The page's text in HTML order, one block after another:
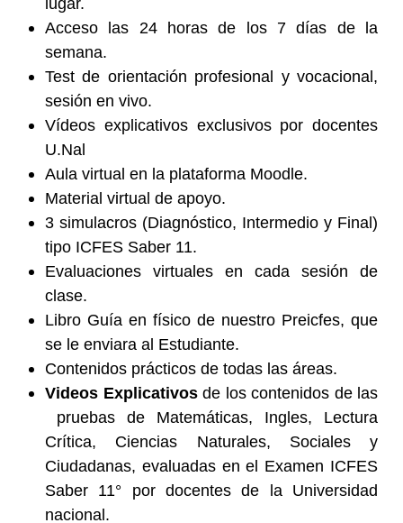
Acceso las 24 horas de los 7 días de la
semana.
Test de orientación profesional y vocacional,
sesión en vivo.
Vídeos explicativos exclusivos por docentes
U.Nal
Aula virtual en la plataforma Moodle.
Material virtual de apoyo.
3 simulacros (Diagnóstico, Intermedio y Final)
tipo ICFES Saber 11.
Evaluaciones virtuales en cada sesión de
clase.
Libro Guía en físico de nuestro Preicfes, que
se le enviara al Estudiante.
Contenidos prácticos de todas las áreas.
Videos Explicativosde los contenidos de las
pruebas de Matemáticas, Ingles, Lectura
Crítica, Ciencias Naturales, Sociales y
Ciudadanas, evaluadas en el Examen ICFES
Saber 11° por docentes de la Universidad
nacional.